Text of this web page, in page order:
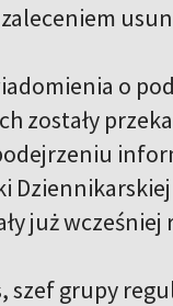
o
zostały
już
szef grupy